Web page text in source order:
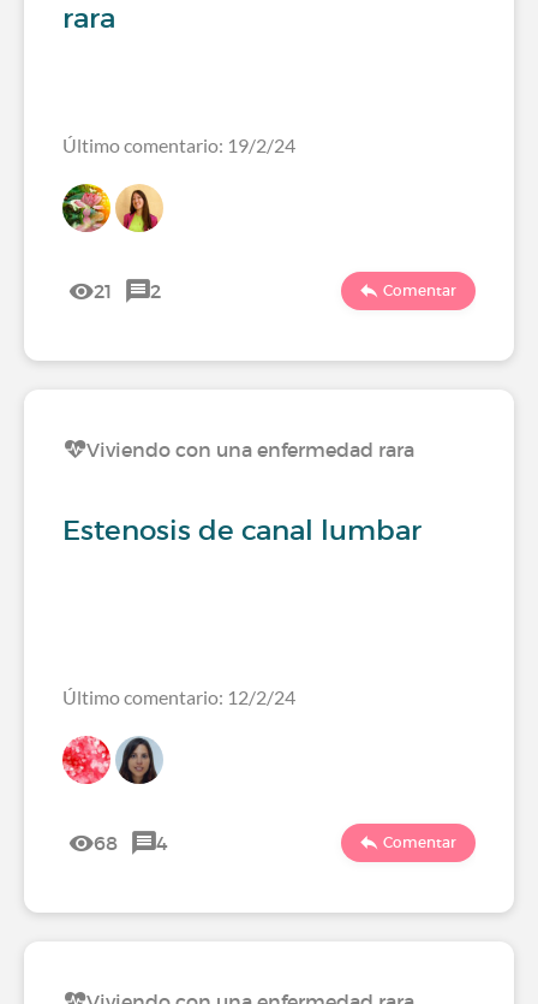
rara
Último comentario: 19/2/24
21 2 Comentar
Viviendo con una enfermedad rara
Estenosis de canal lumbar
Último comentario: 12/2/24
68 4 Comentar